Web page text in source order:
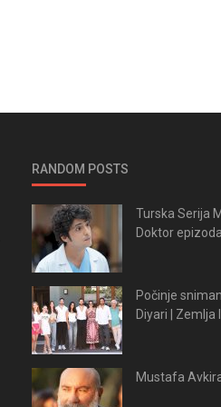
RANDOM POSTS
Turska Serija
Doktor epizoda
Počinje
Diyari | Zemlja
Mustafa